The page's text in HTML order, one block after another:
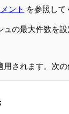
ント を参照して
の最大件数を
されます。次